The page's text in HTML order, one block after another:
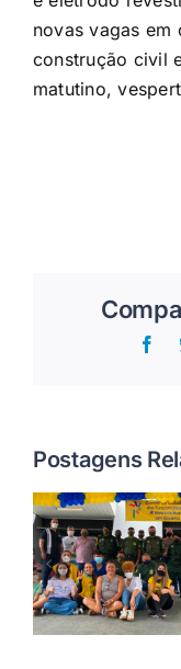
novas vagas em
construção civil
matutino,
Postagens